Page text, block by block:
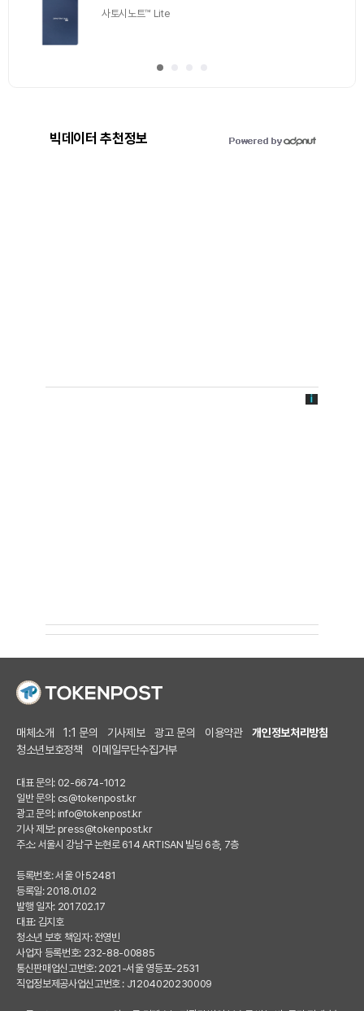
드랍 받자!
빅데이터 추천정보
매체소개 1:1 문의 기사제보 광고 문의 이용약관
개인정보처리방침
청소년보호정책
이메일무단수집거부
대표 문의: 02-6674-1012
일반 문의: cs@tokenpost.kr
광고 문의: info@tokenpost.kr
기사 제보: press@tokenpost.kr
주소: 서울시 강남구 논현로 614 ARTISAN 빌딩 6층, 7층
등록번호: 서울 아 52481
등록일: 2018.01.02
발행 일자: 2017.02.17
대표: 김지호
청소년 보호 책임자: 전영빈
사업자 등록번호: 232-88-00885
통신판매업신고번호: 2021-서울 영등포-2531
직업정보제공사업신고번호 : J1204020230009